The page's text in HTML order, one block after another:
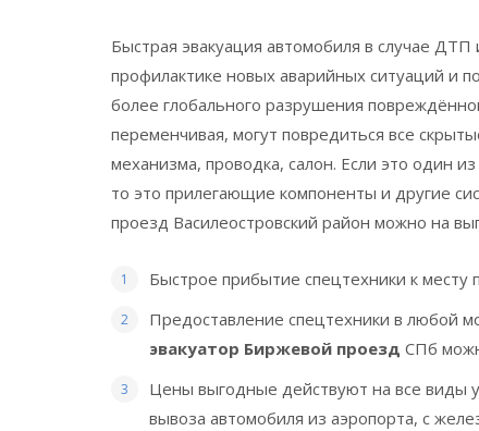
Быстрая эвакуация автомобиля в случае ДТП
профилактике новых аварийных ситуаций и
более глобального разрушения
переменчивая, могут повредиться все
механизма, проводка, салон. Если это один
то это прилегающие компоненты и другие
проезд Василеостровский район можно на
Быстрое прибытие спецтехники к месту
Предоставление спецтехники в любой
эвакуатор Биржевой проезд СПб
Цены выгодные действуют на все виды
вывоза автомобиля из аэропорта, с